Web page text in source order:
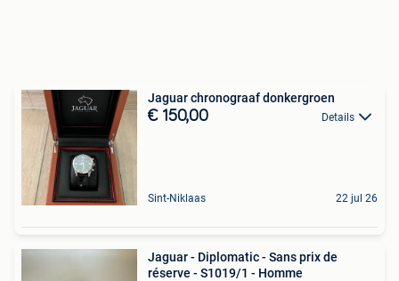
Jaguar chronograaf donkergroen
€ 150,00 Details
Sint-Niklaas 22 jul 26
Jaguar - Diplomatic - Sans prix de
réserve - S1019/1 - Homme